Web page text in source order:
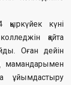
күні
қайта
Оған дейін
мамандарымен
ұйымдастыру